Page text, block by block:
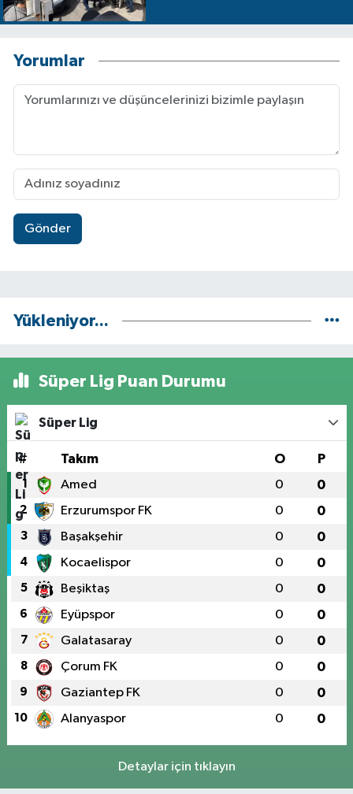
Yorumlar
Gönder
Yükleniyor...
Süper Lig Puan Durumu
Süper Lig
# Takım O P
1 Amed 0 0
2 Erzurumspor FK 0 0
3 Başakşehir 0 0
4 Kocaelispor 0 0
5 Beşiktaş 0 0
6 Eyüpspor 0 0
7 Galatasaray 0 0
8 Çorum FK 0 0
9 Gaziantep FK 0 0
10 Alanyaspor 0 0
Detaylar için tıklayın